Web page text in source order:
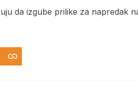
da izgube prilike za napredak